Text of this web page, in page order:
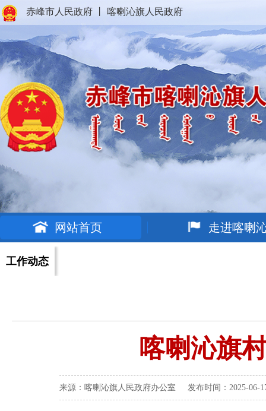
赤峰市人民政府 喀喇沁旗人民政府
网站首页 走进喀喇
工作动态
喀喇沁旗
来源：喀喇沁旗人民政府办公室 发布时间：2025-